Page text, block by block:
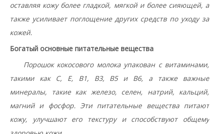
оставляя кожу более гладкой, мягкой и более сияющей, а
также усиливает поглощение других средств по уходу за
кожей.
Богатый основные питательные вещества
Порошок кокосового молока упакован с витаминами,
такими как C, E, B1, B3, B5 и B6, а также важные
минералы, такие как железо, селен, натрий, кальций,
магний и фосфор. Эти питательные вещества питают
кожу, улучшают его текстуру и способствуют общему